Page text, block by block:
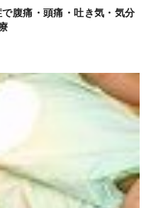
腹痛・頭痛・吐き気・気分